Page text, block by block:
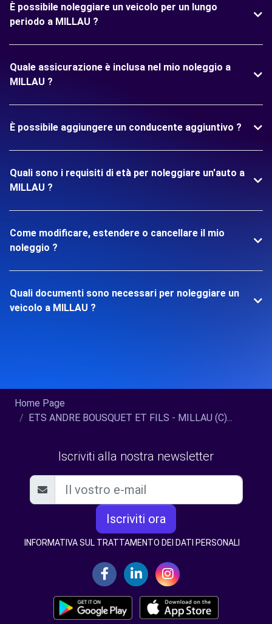
È possibile noleggiare un veicolo per un lungo
periodo a MILLAU ?
Quale assicurazione è inclusa nel mio noleggio a
MILLAU ?
È possibile aggiungere un conducente aggiuntivo ?
Quali sono i requisiti di età per noleggiare un'auto a
MILLAU ?
Come modificare, estendere o cancellare il mio
noleggio ?
Quali documenti sono necessari per noleggiare un
veicolo a MILLAU ?
Home Page
ETS ANDRE BOUSQUET ET FILS - MILLAU (C)...
Iscriviti alla nostra newsletter
Iscriviti ora
INFORMATIVA SUL TRATTAMENTO DEI DATI PERSONALI